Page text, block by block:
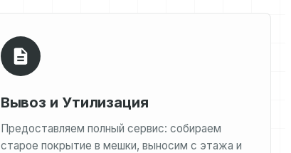
Вывоз и Утилизация
Предоставляем полный сервис: собираем
старое покрытие в мешки, выносим с этажа и